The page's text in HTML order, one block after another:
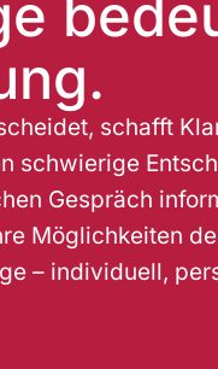
e
:
schafft
schwierige
Gespräch
Möglichkeiten
– individuell,